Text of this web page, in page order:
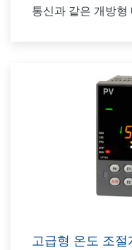
통신과 같은 개방
고급형 온도 조